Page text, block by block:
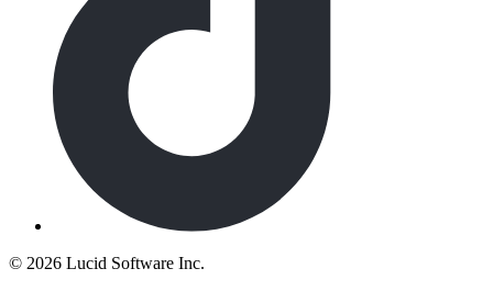
© 2026 Lucid Software Inc.